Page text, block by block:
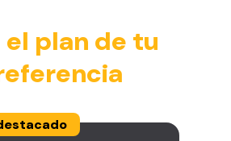
el plan de tu